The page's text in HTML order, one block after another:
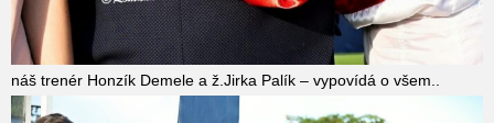
náš trenér Honzík Demele a ž.Jirka Palík – vypovídá o všem..